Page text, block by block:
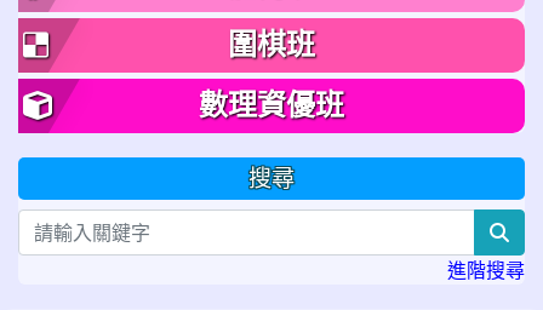
圍棋班
數理資優班
搜尋
進階搜尋